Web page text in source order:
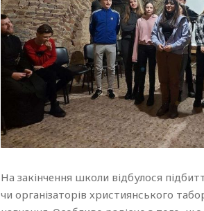
На закінчення школи відбулося
чи організаторів християнського